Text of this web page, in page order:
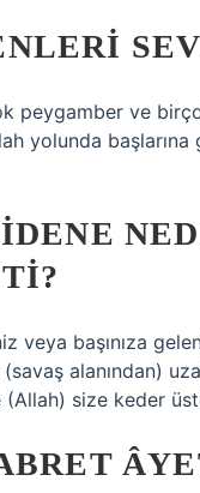
peygamber ve
yolunda
başınıza
alanından)
(Allah) size keder